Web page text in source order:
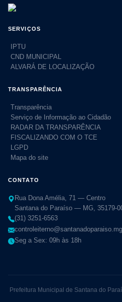
SERVIÇOS
IPTU
CND MUNICIPAL
ALVARÁ DE LOCALIZAÇÃO
TRANSPARÊNCIA
Transparência
Serviço de Informação ao Cidadão
RADAR DA TRANSPARÊNCIA
FISCALIZANDO COM O TCE
LGPD
Mapa do site
CONTATO
Rua Dona Amélia, 71 — Centro
Santana do Paraíso — MG, 35179-
(31) 3251-6563
Seg a Sex: 09h às 18h
Prefeitura Municipal de Santana do